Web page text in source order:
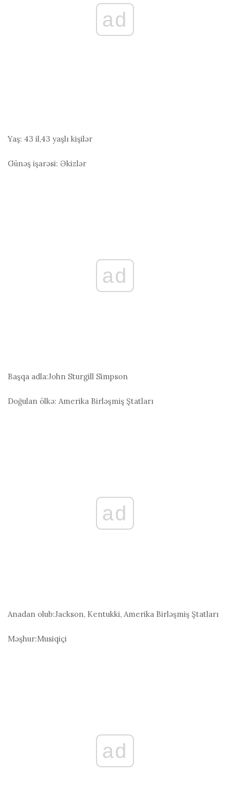
ad
Yaş: 43 il,43 yaşlı kişilər
Günəş işarəsi: Əkizlər
ad
Başqa adla:John Sturgill Simpson
Doğulan ölkə: Amerika Birləşmiş Ştatları
ad
Anadan olub:Jackson, Kentukki, Amerika Birləşmiş Ştatları
Məşhur:Musiqiçi
ad